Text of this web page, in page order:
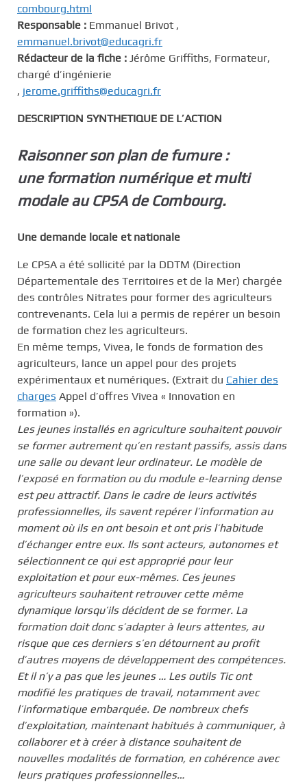
combourg.html
Responsable : Emmanuel Brivot ,
emmanuel.brivot@educagri.fr
Rédacteur de la fiche : Jérôme Griffiths, Formateur,
chargé d’ingénierie
, jerome.griffiths@educagri.fr
DESCRIPTION SYNTHETIQUE DE L’ACTION
Raisonner son plan de fumure :
une formation numérique et multi
modale au CPSA de Combourg.
Une demande locale et nationale
Le CPSA a été sollicité par la DDTM (Direction
Départementale des Territoires et de la Mer) chargée
des contrôles Nitrates pour former des agriculteurs
contrevenants. Cela lui a permis de repérer un besoin
de formation chez les agriculteurs.
En même temps, Vivea, le fonds de formation des
agriculteurs, lance un appel pour des projets
expérimentaux et numériques. (Extrait du Cahier des
charges Appel d’offres Vivea « Innovation en
formation »).
Les jeunes installés en agriculture souhaitent pouvoir
se former autrement qu’en restant passifs, assis dans
une salle ou devant leur ordinateur. Le modèle de
l’exposé en formation ou du module e-learning dense
est peu attractif. Dans le cadre de leurs activités
professionnelles, ils savent repérer l’information au
moment où ils en ont besoin et ont pris l’habitude
d’échanger entre eux. Ils sont acteurs, autonomes et
sélectionnent ce qui est approprié pour leur
exploitation et pour eux-mêmes. Ces jeunes
agriculteurs souhaitent retrouver cette même
dynamique lorsqu’ils décident de se former. La
formation doit donc s’adapter à leurs attentes, au
risque que ces derniers s’en détournent au profit
d’autres moyens de développement des compétences.
Et il n’y a pas que les jeunes … Les outils Tic ont
modifié les pratiques de travail, notamment avec
l’informatique embarquée. De nombreux chefs
d’exploitation, maintenant habitués à communiquer, à
collaborer et à créer à distance souhaitent de
nouvelles modalités de formation, en cohérence avec
leurs pratiques professionnelles…